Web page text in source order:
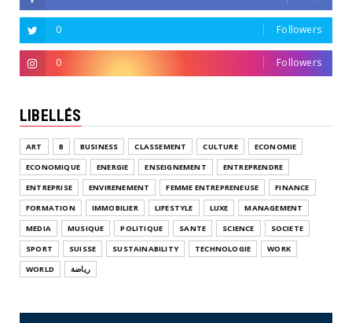
0 Followers
0 Followers
LIBELLÉS
ART B BUSINESS CLASSEMENT CULTURE
ECONOMIE
ECONOMIQUE
ENERGIE ENSEIGNEMENT
ENTREPRENDRE
ENTREPRISE
ENVIRENEMENT FEMME ENTREPRENEUSE
FINANCE
FORMATION
IMMOBILIER LIFESTYLE LUXE
MANAGEMENT
MEDIA
MUSIQUE POLITIQUE SANTE SCIENCE
SOCIETE
SPORT
SUISSE SUSTAINABILITY TECHNOLOGIE
WORK
WORLD
رياضة